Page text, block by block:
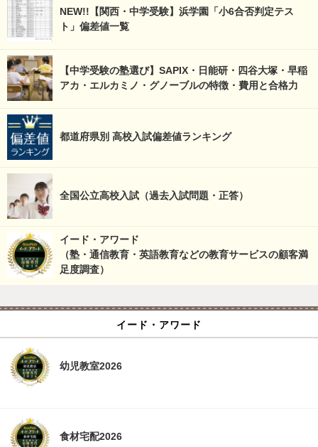
NEW!!【関西・中学受験】浜学園「小6合否判定テス
ト」偏差値一覧
【中学受験の塾選び】SAPIX・日能研・四谷大塚・早稲
アカ・エルカミノ・グノーブルの特徴・費用と合格力
都道府県別 高校入試偏差値ランキング
全国公立高校入試（過去入試問題・正答）
イード・アワード
（塾・通信教育・英語教育などの教育サービスの顧客満
足度調査）
イード・アワード
幼児教室2026
食材宅配2026